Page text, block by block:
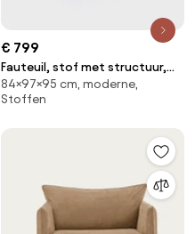
€ 799
Fauteuil, stof met structuur,
Victor
84×97×95 cm, moderne,
Stoffen